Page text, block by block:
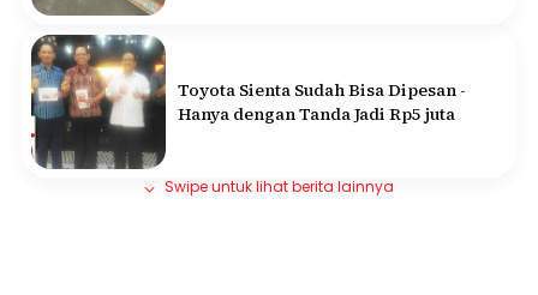
Toyota Sienta Sudah Bisa Dipesan -
Hanya dengan Tanda Jadi Rp5 juta
Swipe untuk lihat berita lainnya